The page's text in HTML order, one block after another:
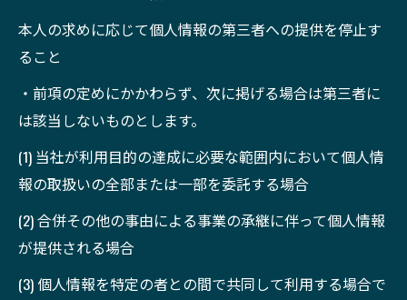
本人の求めに応じて個人情報の第三者への提供を停止す
ること
・前項の定めにかかわらず、次に掲げる場合は第三者に
は該当しないものとします。
(1) 当社が利用目的の達成に必要な範囲内において個人情
報の取扱いの全部または一部を委託する場合
(2) 合併その他の事由による事業の承継に伴って個人情報
が提供される場合
(3) 個人情報を特定の者との間で共同して利用する場合で